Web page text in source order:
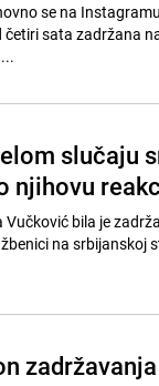
se na
sata zadržana
slučaju
njihovu
bila je
na srbijanskoj